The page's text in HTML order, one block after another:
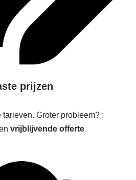
prijzen
Groter probleem? :
vrijblijvende offerte